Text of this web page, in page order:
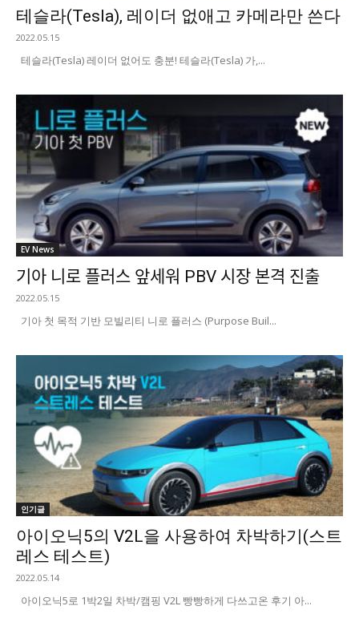
테슬라(Tesla), 레이더 없애고 카메라만 쓴다
2022.05.15
테슬라(Tesla) 레이더 없어도 충분! 테슬라(Tesla) 가,...
EV News
기아 니로 플러스 앞세워 PBV 시장 본격 진출
2022.05.15
기아 첫 목적 기반 모빌리티 니로 플러스 (Purpose Buil...
인기글
아이오닉5의 V2L을 사용하여 차박하기(스트
레스 테스트)
2022.05.14
아이오닉5로 1박2일 차박/캠핑 V2L 빵빵하게 다쓰고온 후기 아...